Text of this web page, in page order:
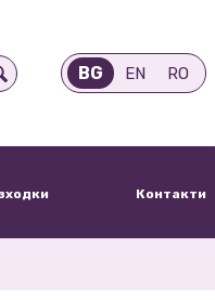
BG EN RO
Контакти